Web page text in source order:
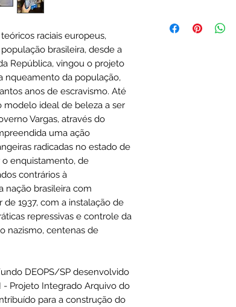
raciais europeus,
brasileira, desde a
República, vingou o projeto
nqueamento da população,
anos de escravismo. Até
modelo ideal de beleza a ser
Vargas, através do
uma ação
radicadas no estado de
o enquistamento, de
contrários à
nação brasileira com
1937, com a instalação de
repressivas e controle da
nazismo, centenas de
DEOPS/SP desenvolvido
- Projeto Integrado Arquivo do
para a construção do
Editora ‏ :